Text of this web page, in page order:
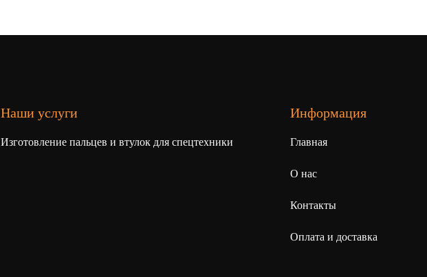
Наши услуги
Изготовление пальцев и втулок для спецтехники
Информация
Главная
О нас
Контакты
Оплата и доставка